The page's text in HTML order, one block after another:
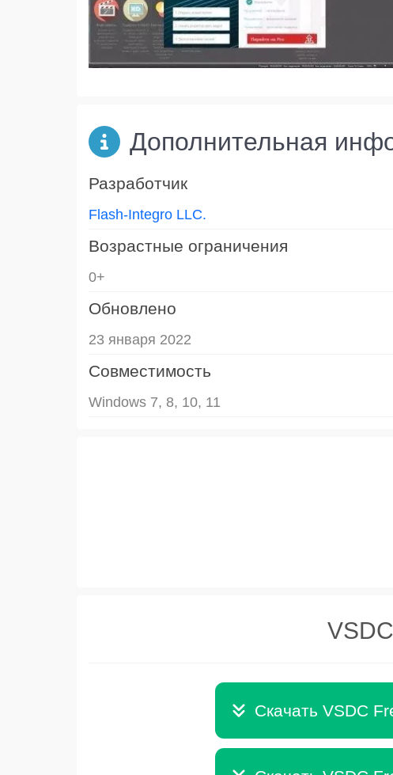
Дополнительная
Разработчик
Flash-Integro LLC.
Возрастные ограничения
0+
Обновлено
23 января 2022
Совместимость
Windows 7, 8, 10, 11
Скачать VSDC